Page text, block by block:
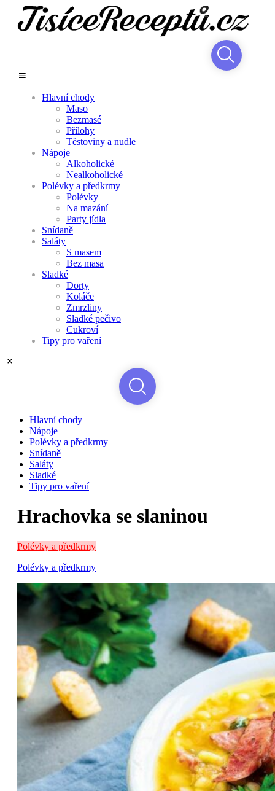
Hlavní chody
Maso
Bezmasé
Přílohy
Těstoviny a nudle
Nápoje
Alkoholické
Nealkoholické
Polévky a předkrmy
Polévky
Na mazání
Party jídla
Snídaně
Saláty
S masem
Bez masa
Sladké
Dorty
Koláče
Zmrzliny
Sladké pečivo
Cukroví
Tipy pro vaření
Hlavní chody
Nápoje
Polévky a předkrmy
Snídaně
Saláty
Sladké
Tipy pro vaření
Hrachovka se slaninou
Polévky a předkrmy
Polévky a předkrmy